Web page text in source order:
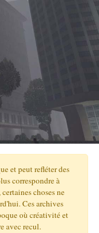
et peut refléter des
correspondre à
choses ne
Ces archives
où créativité et
avec recul.